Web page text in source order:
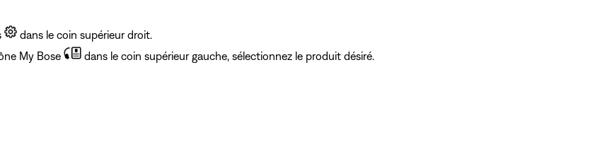
dans le coin supérieur droit.
My Bose dans le coin supérieur gauche, sélectionnez le produit désiré.